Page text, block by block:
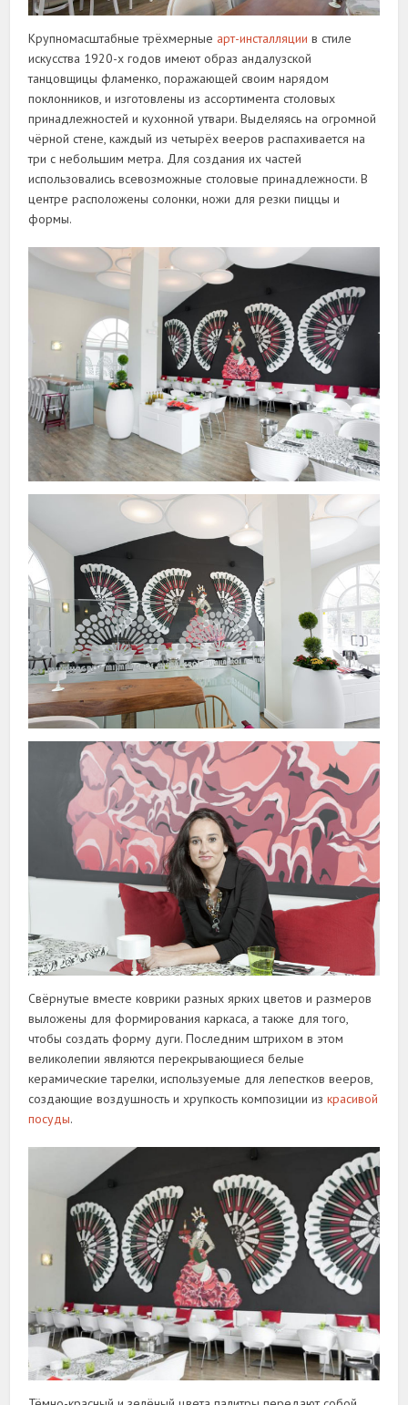
Крупномасштабные трёхмерные арт-инсталляции в стиле
искусства 1920-х годов имеют образ андалузской
танцовщицы фламенко, поражающей своим нарядом
поклонников, и изготовлены из ассортимента столовых
принадлежностей и кухонной утвари. Выделяясь на огромной
чёрной стене, каждый из четырёх вееров распахивается на
три с небольшим метра. Для создания их частей
использовались всевозможные столовые принадлежности. В
центре расположены солонки, ножи для резки пиццы и
формы.
Свёрнутые вместе коврики разных ярких цветов и размеров
выложены для формирования каркаса, а также для того,
чтобы создать форму дуги. Последним штрихом в этом
великолепии являются перекрывающиеся белые
керамические тарелки, используемые для лепестков вееров,
создающие воздушность и хрупкость композиции изкрасивой
посуды.